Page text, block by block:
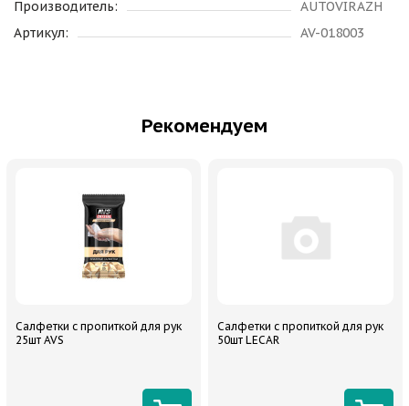
Производитель:
AUTOVIRAZH
Артикул:
AV-018003
Рекомендуем
Салфетки с пропиткой для рук
25шт AVS
Салфетки с пропиткой для рук
50шт LECAR